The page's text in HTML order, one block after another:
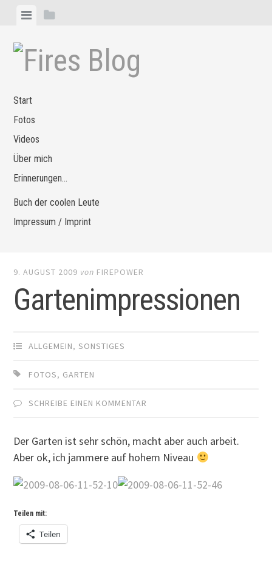
Zum
springen
MenüSeitenleiste
Start
Fotos
Videos
Über mich
Erinnerungen…
Buch der coolen Leute
Impressum / Imprint
9. AUGUST 2009 von FIREPOWER
Gartenimpressionen
ALLGEMEIN,SONSTIGES
FOTOS, GARTEN
SCHREIBE EINEN KOMMENTAR
Der Garten ist sehr schön, macht aber auch arbeit.
Aber ok, ich jammere auf hohem Niveau
Teilen mit:
Teilen